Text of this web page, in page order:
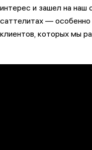
интерес и зашел на наш
саттелитах — особенно
клиентов, которых мы